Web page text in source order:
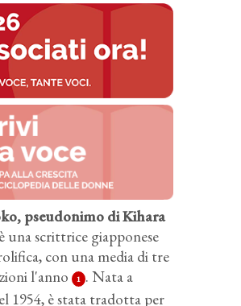
pseudonimo di Kihara
una scrittrice giapponese
con una media di tre
l'anno
1
. Nata a
1954, è stata tradotta per